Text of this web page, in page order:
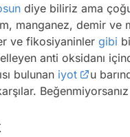
diye biliriz ama
manganez, demir ve
ve fikosiyaninler gibi
anti oksidanı
bulunan iyot
u